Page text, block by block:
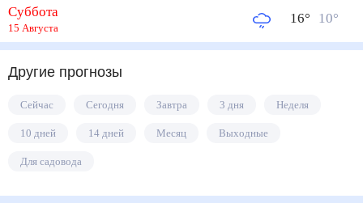
Суббота
15 Августа
16° 10°
Другие прогнозы
Сейчас Сегодня Завтра 3 дня Неделя
10 дней 14 дней Месяц Выходные
Для садовода